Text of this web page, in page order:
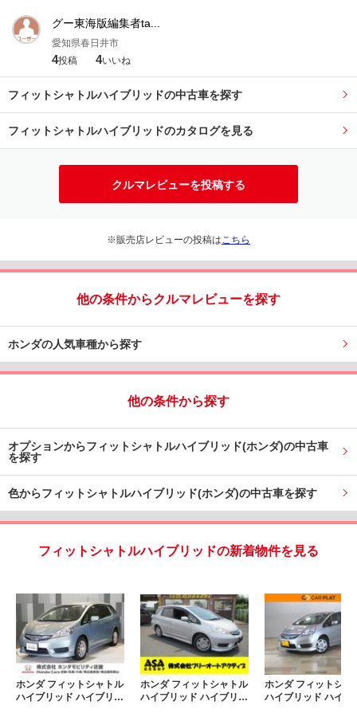
グー東海版編集者ta...
愛知県春日井市
4投稿 4いいね
フィットシャトルハイブリッドの中古車を探す
フィットシャトルハイブリッドのカタログを見る
クルマレビューを投稿する
※販売店レビューの投稿は こちら
他の条件からクルマレビューを探す
ホンダの人気車種から探す
他の条件から探す
オプションからフィットシャトルハイブリッド(ホンダ)の中古車
を探す
色からフィットシャトルハイブリッド(ホンダ)の中古車を探す
フィットシャトルハイブリッドの新着物件を見る
ホンダ フィットシャトル
ハイブリッド ハイブリッ
ホンダ フィットシャトル
ハイブリッド ハイブリッ
ホンダ フィットシャ
ハイブリッド ハイブ